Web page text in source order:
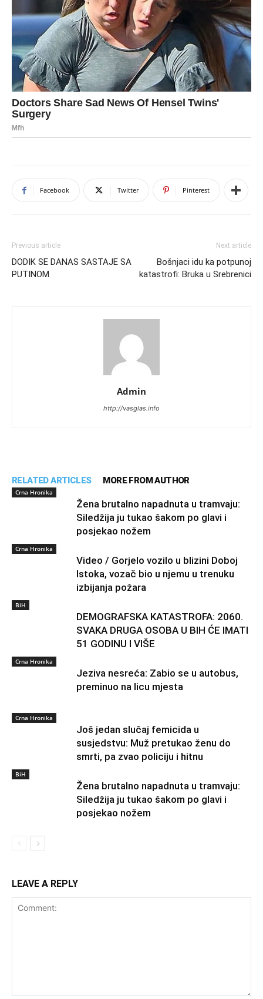
Facebook Twitter Pinterest
Previous article
DODIK SE DANAS SASTAJE SA
PUTINOM
Next article
Bošnjaci idu ka potpunoj
katastrofi: Bruka u Srebrenici
Admin
http://vasglas.info
RELATED ARTICLES MORE FROM AUTHOR
Crna Hronika
Žena brutalno napadnuta u tramvaju:
Siledžija ju tukao šakom po glavi i
posjekao nožem
Crna Hronika
Video / Gorjelo vozilo u blizini Doboj
Istoka, vozač bio u njemu u trenuku
izbijanja požara
BiH
DEMOGRAFSKA KATASTROFA: 2060.
SVAKA DRUGA OSOBA U BIH ĆE IMATI
51 GODINU I VIŠE
Crna Hronika
Jeziva nesreća: Zabio se u autobus,
preminuo na licu mjesta
Crna Hronika
Još jedan slučaj femicida u
susjedstvu: Muž pretukao ženu do
smrti, pa zvao policiju i hitnu
BiH
Žena brutalno napadnuta u tramvaju:
Siledžija ju tukao šakom po glavi i
posjekao nožem
LEAVE A REPLY